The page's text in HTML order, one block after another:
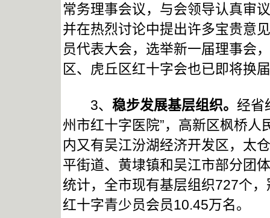
常务理事会议，与会领导认真审
并在热烈讨论中提出许多宝贵意
员代表大会，选举新一届理事会
区、虎丘区红十字会也已即将换
3、 稳步发展基层组织。 经省
州市红十字医院”，高新区枫桥人
内又有吴江汾湖经济开发区，太
平街道、黄埭镇和吴江市部分团
统计，全市现有基层组织727个
红十字青少员会员10.45万名。